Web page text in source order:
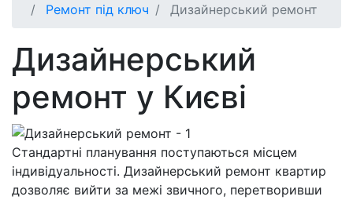
Ремонт під ключ
Дизайнерський ремонт
Дизайнерський
ремонт у Києві
Стандартні планування поступаються місцем
індивідуальності. Дизайнерський ремонт квартир
дозволяє вийти за межі звичного, перетворивши